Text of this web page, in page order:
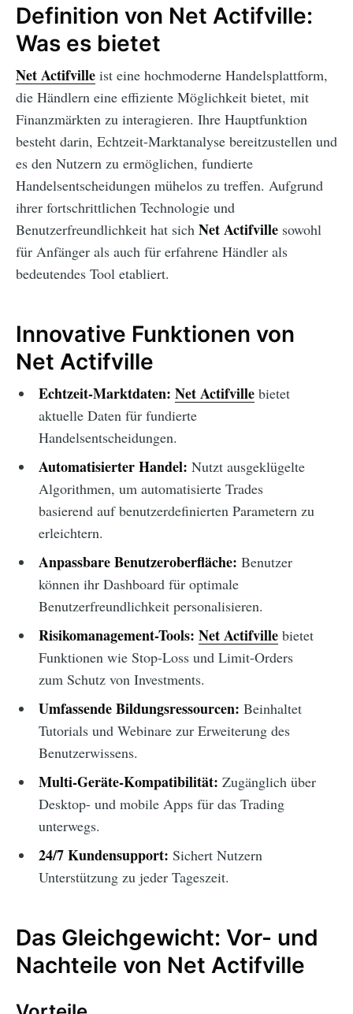
Definition von Net Actifville:
Was es bietet
Net Actifville ist eine hochmoderne Handelsplattform,
die Händlern eine effiziente Möglichkeit bietet, mit
Finanzmärkten zu interagieren. Ihre Hauptfunktion
besteht darin, Echtzeit-Marktanalyse bereitzustellen und
es den Nutzern zu ermöglichen, fundierte
Handelsentscheidungen mühelos zu treffen. Aufgrund
ihrer fortschrittlichen Technologie und
Benutzerfreundlichkeit hat sich Net Actifville sowohl
für Anfänger als auch für erfahrene Händler als
bedeutendes Tool etabliert.
Innovative Funktionen von
Net Actifville
Echtzeit-Marktdaten: Net Actifvillebietet
aktuelle Daten für fundierte
Handelsentscheidungen.
Automatisierter Handel: Nutzt ausgeklügelte
Algorithmen, um automatisierte Trades
basierend auf benutzerdefinierten Parametern zu
erleichtern.
Anpassbare Benutzeroberfläche: Benutzer
können ihr Dashboard für optimale
Benutzerfreundlichkeit personalisieren.
Risikomanagement-Tools: Net Actifvillebietet
Funktionen wie Stop-Loss und Limit-Orders
zum Schutz von Investments.
Umfassende Bildungsressourcen: Beinhaltet
Tutorials und Webinare zur Erweiterung des
Benutzerwissens.
Multi-Geräte-Kompatibilität: Zugänglich über
Desktop- und mobile Apps für das Trading
unterwegs.
24/7 Kundensupport: Sichert Nutzern
Unterstützung zu jeder Tageszeit.
Das Gleichgewicht: Vor- und
Nachteile von Net Actifville